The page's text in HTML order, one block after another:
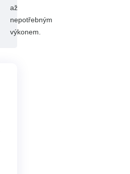
až
nepotřebným
výkonem.